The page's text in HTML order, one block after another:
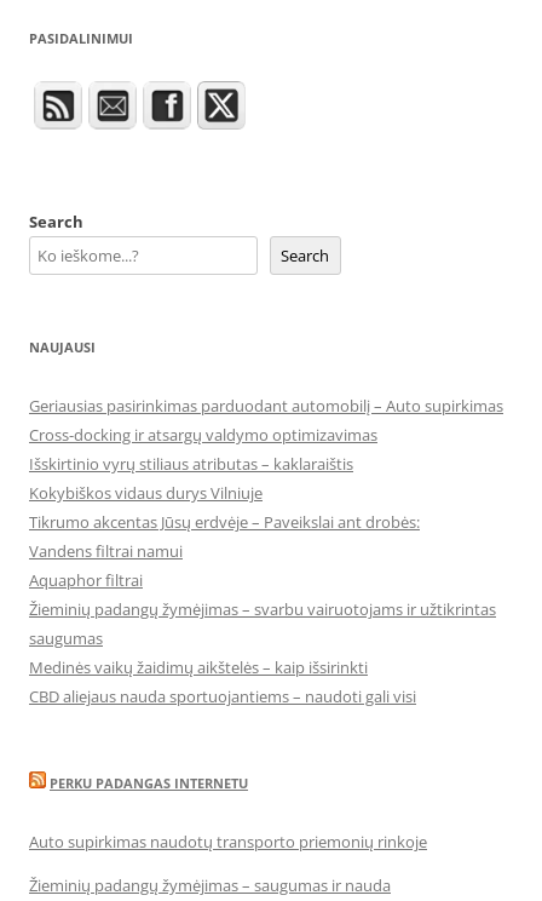
PASIDALINIMUI
Search
Search
NAUJAUSI
Geriausias pasirinkimas parduodant automobilį – Auto supirkimas
Cross-docking ir atsargų valdymo optimizavimas
Išskirtinio vyrų stiliaus atributas – kaklaraištis
Kokybiškos vidaus durys Vilniuje
Tikrumo akcentas Jūsų erdvėje – Paveikslai ant drobės:
Vandens filtrai namui
Aquaphor filtrai
Žieminių padangų žymėjimas – svarbu vairuotojams ir užtikrintas
saugumas
Medinės vaikų žaidimų aikštelės – kaip išsirinkti
CBD aliejaus nauda sportuojantiems – naudoti gali visi
PERKU PADANGAS INTERNETU
Auto supirkimas naudotų transporto priemonių rinkoje
Žieminių padangų žymėjimas – saugumas ir nauda